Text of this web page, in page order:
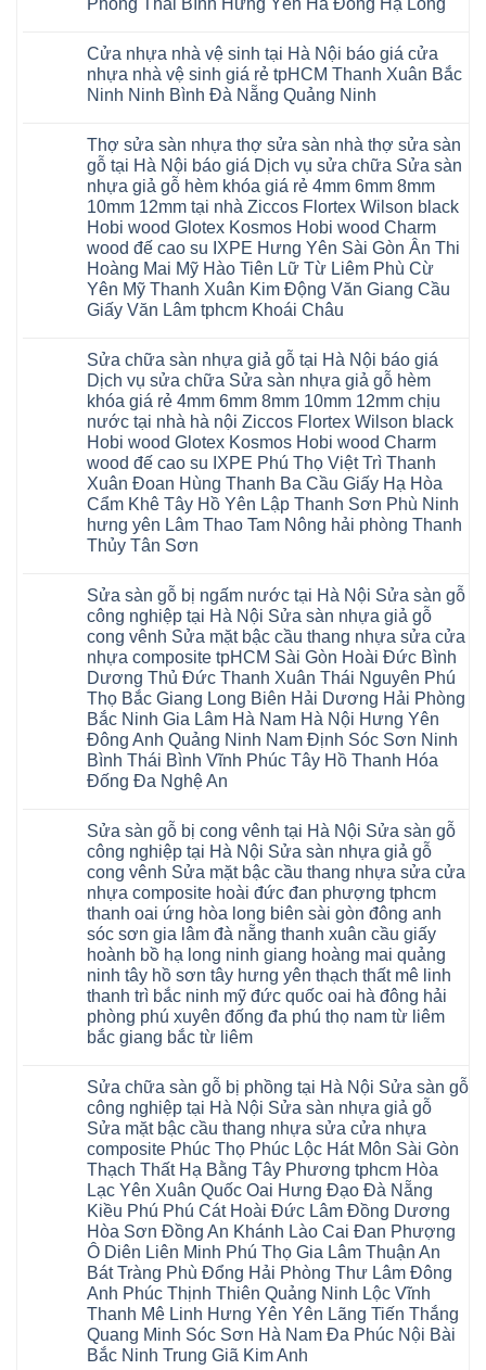
Ninh
Phòng
Tứ
Kỳ
Đan
Phượng
Quảng
Ninh
Thanh
Miện
Nghệ
An
Thanh
Hà
Bình
Thái
Bình
Thanh
Phụ
Phú
Thọ
Lào
Tuyên
Quang
Quảng
Thọ
Bắc
Ninh
Tuyên
Bình
Hải
Phòng
sutạo
sang
trọng
Sàn
4mm
giá
bao
nhiêu
Sàn
Glotex
có
tốt
không
sàn
nhựa
glotex
nước
nào
Hà
Nội
tpHCM
Đà
Nẵng
Gia
Phú
Thọ
Phòng
Sóc
Sơn
Ninh
Bình
Hưng
Yên
Phòng Thái Bình Hưng Yên Hà Đông Hạ Long
bình
luận
ở
Cửa
ngủ
tại
Hà
Nội
cửa
composite
báo
giá
rẻ
Bắc
Ninh
Thanh
Xuân
Hải
Phòng
Thái
Bình
Hưng
Yên
Hà
Đông
Hạ
Long
Cửa nhựa nhà vệ sinh tại Hà Nội báo giá cửa
nhựa nhà vệ sinh giá rẻ tpHCM Thanh Xuân Bắc
Ninh Ninh Bình Đà Nẵng Quảng Ninh
bình
luận
ở
Cửa
nhựa
nhà
vệ
sinh
tại
Hà
Nội
giá
nhà
sinh
giá
tpHCM
Thanh
Bắc
Ninh
Ninh
Bình
Đà
Nẵng
Quảng
Thợ sửa sàn nhựa thợ sửa sàn nhà thợ sửa sàn
gỗ tại Hà Nội báo giá Dịch vụ sửa chữa Sửa sàn
nhựa giả gỗ hèm khóa giá rẻ 4mm 6mm 8mm
10mm 12mm tại nhà Ziccos Flortex Wilson black
Hobi wood Glotex Kosmos Hobi wood Charm
wood đế cao su IXPE Hưng Yên Sài Gòn Ân Thi
Hoàng Mai Mỹ Hào Tiên Lữ Từ Liêm Phù Cừ
Yên Mỹ Thanh Xuân Kim Động Văn Giang Cầu
Giấy Văn Lâm tphcm Khoái Châu
bình
luận
ở
Thợ
sửa
sàn
nhựa
thợ
sửa
sàn
nhà
sửa
sàn
Nội
báo
Dịch
vụ
sửa
chữa
Sửa
sàn
nhựa
giả
gỗ
hèm
khóa
4mm
6mm
8mm
10mm
12mm
tại
nhà
Ziccos
Flortex
Wilson
black
Hobi
wood
Glotex
Kosmos
Hobi
wood
đế
cao
su
IXPE
Hưng
Yên
Sài
Gòn
Ân
Thi
Hoàng
Mai
Hào
Tiên
Lữ
Từ
Liêm
Phù
Cừ
Sửa chữa sàn nhựa giả gỗ tại Hà Nội báo giá
Dịch vụ sửa chữa Sửa sàn nhựa giả gỗ hèm
khóa giá rẻ 4mm 6mm 8mm 10mm 12mm chịu
nước tại nhà hà nội Ziccos Flortex Wilson black
Hobi wood Glotex Kosmos Hobi wood Charm
wood đế cao su IXPE Phú Thọ Việt Trì Thanh
Xuân Đoan Hùng Thanh Ba Cầu Giấy Hạ Hòa
Cẩm Khê Tây Hồ Yên Lập Thanh Sơn Phù Ninh
hưng yên Lâm Thao Tam Nông hải phòng Thanh
Thủy Tân Sơn
bình
luận
ở
Sửa
chữa
sàn
nhựa
giả
gỗ
tại
Hà
Nội
báo
giá
sửa
chữa
Sửa
nhựa
giả
gỗ
hèm
khóa
giá
rẻ
4mm
6mm
8mm
10mm
12mm
chịu
nhà
hà
nội
Ziccos
Flortex
black
Hobi
wood
Glotex
Kosmos
Hobi
wood
Charm
wood
đế
cao
su
IXPE
Phú
Sửa sàn gỗ bị ngấm nước tại Hà Nội Sửa sàn gỗ
công nghiệp tại Hà Nội Sửa sàn nhựa giả gỗ
cong vênh Sửa mặt bậc cầu thang nhựa sửa cửa
nhựa composite tpHCM Sài Gòn Hoài Đức Bình
Dương Thủ Đức Thanh Xuân Thái Nguyên Phú
Thọ Bắc Giang Long Biên Hải Dương Hải Phòng
Bắc Ninh Gia Lâm Hà Nam Hà Nội Hưng Yên
Đông Anh Quảng Ninh Nam Định Sóc Sơn Ninh
Bình Thái Bình Vĩnh Phúc Tây Hồ Thanh Hóa
Đống Đa Nghệ An
bình
luận
ở
Sửa
sàn
gỗ
bị
ngấm
nước
tại
Hà
Sửa
sàn
gỗ
công
Hà
Nội
Sửa
sàn
giả
cong
vênh
Sửa
mặt
bậc
cầu
thang
nhựa
sửa
cửa
composite
tpHCM
Sửa sàn gỗ bị cong vênh tại Hà Nội Sửa sàn gỗ
công nghiệp tại Hà Nội Sửa sàn nhựa giả gỗ
cong vênh Sửa mặt bậc cầu thang nhựa sửa cửa
nhựa composite hoài đức đan phượng tphcm
thanh oai ứng hòa long biên sài gòn đông anh
sóc sơn gia lâm đà nẵng thanh xuân cầu giấy
hoành bồ hạ long ninh giang hoàng mai quảng
ninh tây hồ sơn tây hưng yên thạch thất mê linh
thanh trì bắc ninh mỹ đức quốc oai hà đông hải
phòng phú xuyên đống đa phú thọ nam từ liêm
bắc giang bắc từ liêm
bình
luận
ở
Sửa
sàn
gỗ
cong
vênh
tại
Hà
Nội
Sửa
sàn
gỗ
công
nghiệp
tại
Hà
Nội
Sửa chữa sàn gỗ bị phồng tại Hà Nội Sửa sàn gỗ
công nghiệp tại Hà Nội Sửa sàn nhựa giả gỗ
Sửa mặt bậc cầu thang nhựa sửa cửa nhựa
composite Phúc Thọ Phúc Lộc Hát Môn Sài Gòn
Thạch Thất Hạ Bằng Tây Phương tphcm Hòa
Lạc Yên Xuân Quốc Oai Hưng Đạo Đà Nẵng
Kiều Phú Phú Cát Hoài Đức Lâm Đồng Dương
Hòa Sơn Đồng An Khánh Lào Cai Đan Phượng
Ô Diên Liên Minh Phú Thọ Gia Lâm Thuận An
Bát Tràng Phù Đổng Hải Phòng Thư Lâm Đông
Anh Phúc Thịnh Thiên Quảng Ninh Lộc Vĩnh
Thanh Mê Linh Hưng Yên Yên Lãng Tiến Thắng
Quang Minh Sóc Sơn Hà Nam Đa Phúc Nội Bài
Bắc Ninh Trung Giã Kim Anh